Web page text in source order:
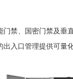
、国密门禁及垂
入口管理提供可量